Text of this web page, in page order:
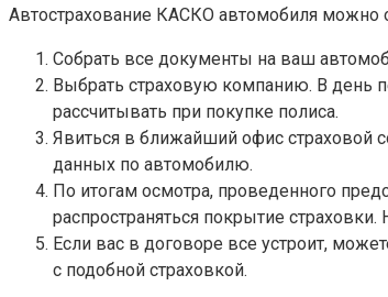
Автострахование КАСКО автомобиля можно
Собрать все документы на ваш
Выбрать страховую компанию. В день
рассчитывать при покупке полиса.
Явиться в ближайший офис страховой
данных по автомобилю.
По итогам осмотра, проведенного
распространяться покрытие
Если вас в договоре все устроит,
с подобной страховкой.